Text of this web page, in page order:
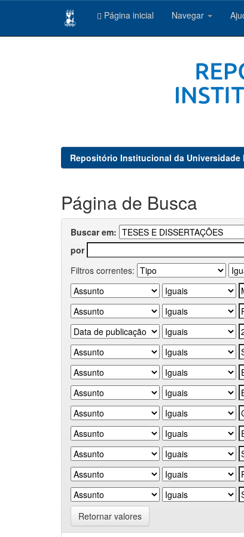
Página inicial Navegar
Repositório Institucional da Universidade
Página de Busca
Buscar em:
por
Filtros correntes:
Retornar valores